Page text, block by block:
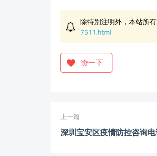
除特别注明外，本站所
7511.html
赞一下
上一篇
深圳宝安区疫情防控咨询